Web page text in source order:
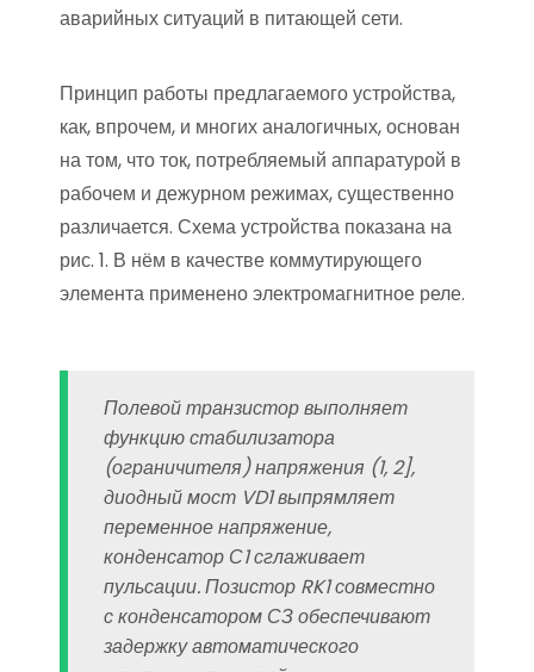
аварийных ситуаций в питающей сети.
Принцип работы предлагаемого устройства,
как, впрочем, и многих аналогичных, основан
на том, что ток, потребляемый аппаратурой в
рабочем и дежурном режимах, существенно
различается. Схема устройства показана на
рис. 1. В нём в качестве коммутирующего
элемента применено электромагнитное реле.
Полевой транзистор выполняет
функцию стабилизатора
(ограничителя) напряжения (1, 2],
диодный мост VD1 выпрямляет
переменное напряжение,
конденсатор С1 сглаживает
пульсации. Позистор RK1 совместно
с конденсатором СЗ обеспечивают
задержку автоматического